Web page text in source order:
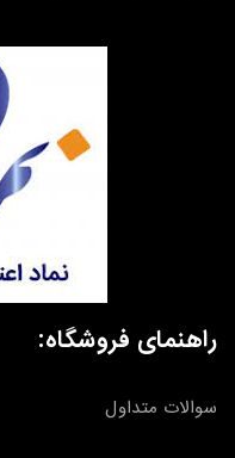
راهنمای فروشگاه:
سوالات متداول